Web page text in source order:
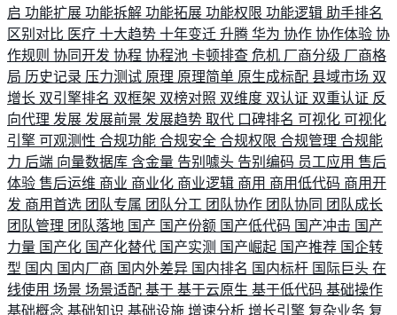
启 功能扩展 功能拆解 功能拓展 功能权限 功能逻辑 助手排名
区别对比 医疗 十大趋势 十年变迁 升腾 华为 协作 协作体验 协
作规则 协同开发 协程 协程池 卡顿排查 危机 厂商分级 厂商格
局 历史记录 压力测试 原理 原理简单 原生成标配 县域市场 双
增长 双引擎排名 双框架 双榜对照 双维度 双认证 双重认证 反
向代理 发展 发展前景 发展趋势 取代 口碑排名 可视化 可视化
引擎 可观测性 合规功能 合规安全 合规权限 合规管理 合规能
力 后端 向量数据库 含金量 告别噱头 告别编码 员工应用 售后
体验 售后运维 商业 商业化 商业逻辑 商用 商用低代码 商用开
发 商用首选 团队专属 团队分工 团队协作 团队协同 团队成长
团队管理 团队落地 国产 国产份额 国产低代码 国产冲击 国产
力量 国产化 国产化替代 国产实测 国产崛起 国产推荐 国企转
型 国内 国内厂商 国内外差异 国内排名 国内标杆 国际巨头 在
线使用 场景 场景适配 基于 基于云原生 基于低代码 基础操作
基础概念 基础知识 基础设施 增速分析 增长引擎 复杂业务 复